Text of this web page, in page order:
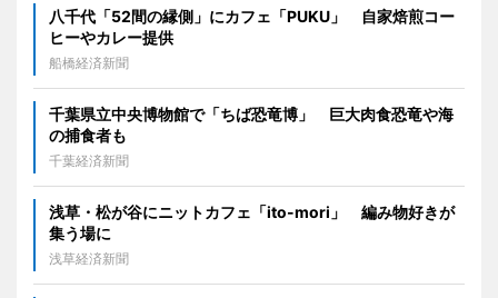
八千代「52間の縁側」にカフェ「PUKU」 自家焙煎コー
ヒーやカレー提供
船橋経済新聞
千葉県立中央博物館で「ちば恐竜博」 巨大肉食恐竜や海
の捕食者も
千葉経済新聞
浅草・松が谷にニットカフェ「ito-mori」 編み物好きが
集う場に
浅草経済新聞